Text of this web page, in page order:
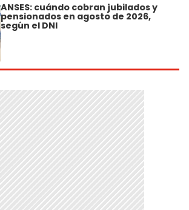
ANSES: cuándo cobran jubilados y
pensionados en agosto de 2026,
según el DNI